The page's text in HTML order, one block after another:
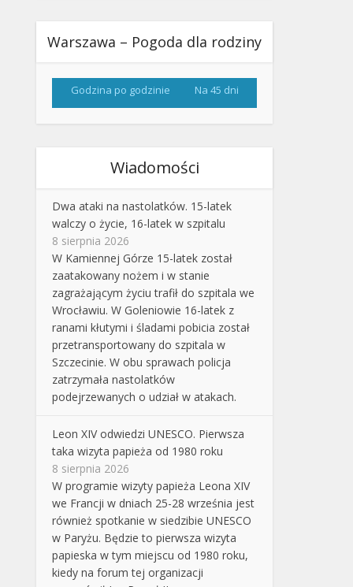
Warszawa – Pogoda dla rodziny
Godzina po godzinie Na 45 dni
Wiadomości
Dwa ataki na nastolatków. 15-latek
walczy o życie, 16-latek w szpitalu
8 sierpnia 2026
W Kamiennej Górze 15-latek został
zaatakowany nożem i w stanie
zagrażającym życiu trafił do szpitala we
Wrocławiu. W Goleniowie 16-latek z
ranami kłutymi i śladami pobicia został
przetransportowany do szpitala w
Szczecinie. W obu sprawach policja
zatrzymała nastolatków
podejrzewanych o udział w atakach.
Leon XIV odwiedzi UNESCO. Pierwsza
taka wizyta papieża od 1980 roku
8 sierpnia 2026
W programie wizyty papieża Leona XIV
we Francji w dniach 25-28 września jest
również spotkanie w siedzibie UNESCO
w Paryżu. Będzie to pierwsza wizyta
papieska w tym miejscu od 1980 roku,
kiedy na forum tej organizacji